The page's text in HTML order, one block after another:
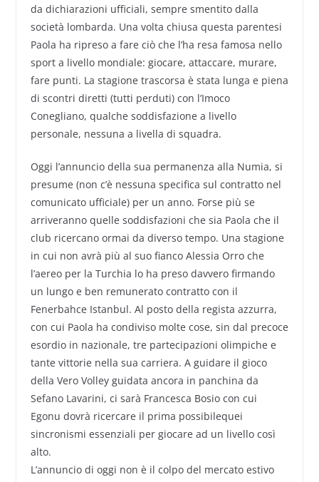
da dichiarazioni ufficiali, sempre smentito dalla
società lombarda. Una volta chiusa questa parentesi
Paola ha ripreso a fare ciò che l’ha resa famosa nello
sport a livello mondiale: giocare, attaccare, murare,
fare punti. La stagione trascorsa è stata lunga e piena
di scontri diretti (tutti perduti) con l’Imoco
Conegliano, qualche soddisfazione a livello
personale, nessuna a livella di squadra.
Oggi l’annuncio della sua permanenza alla Numia, si
presume (non c’è nessuna specifica sul contratto nel
comunicato ufficiale) per un anno. Forse più se
arriveranno quelle soddisfazioni che sia Paola che il
club ricercano ormai da diverso tempo. Una stagione
in cui non avrà più al suo fianco Alessia Orro che
l’aereo per la Turchia lo ha preso davvero firmando
un lungo e ben remunerato contratto con il
Fenerbahce Istanbul. Al posto della regista azzurra,
con cui Paola ha condiviso molte cose, sin dal precoce
esordio in nazionale, tre partecipazioni olimpiche e
tante vittorie nella sua carriera. A guidare il gioco
della Vero Volley guidata ancora in panchina da
Sefano Lavarini, ci sarà Francesca Bosio con cui
Egonu dovrà ricercare il prima possibilequei
sincronismi essenziali per giocare ad un livello così
alto.
L’annuncio di oggi non è il colpo del mercato estivo